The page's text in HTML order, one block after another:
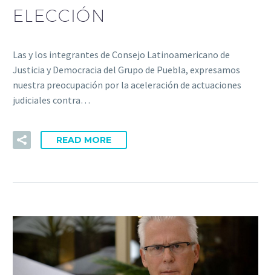
ELECCIÓN
Las y los integrantes de Consejo Latinoamericano de
Justicia y Democracia del Grupo de Puebla, expresamos
nuestra preocupación por la aceleración de actuaciones
judiciales contra…
READ MORE